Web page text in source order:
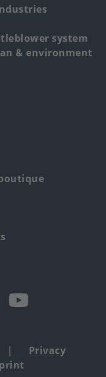
system
& environment
Privacy